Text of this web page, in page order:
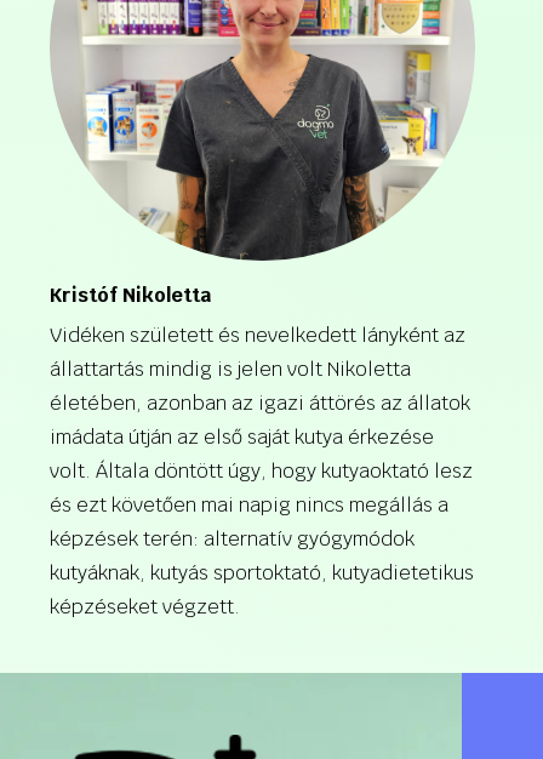
Kristóf Nikoletta
Vidéken született és nevelkedett lányként az
állattartás mindig is jelen volt Nikoletta
életében, azonban az igazi áttörés az állatok
imádata útján az első saját kutya érkezése
volt. Általa döntött úgy, hogy kutyaoktató lesz
és ezt követően mai napig nincs megállás a
képzések terén: alternatív gyógymódok
kutyáknak, kutyás sportoktató, kutyadietetikus
képzéseket végzett.